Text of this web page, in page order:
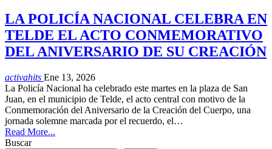
LA POLICÍA NACIONAL CELEBRA EN
TELDE EL ACTO CONMEMORATIVO
DEL ANIVERSARIO DE SU CREACIÓN
activahits Ene 13, 2026
La Policía Nacional ha celebrado este martes en la plaza de San
Juan, en el municipio de Telde, el acto central con motivo de la
Conmemoración del Aniversario de la Creación del Cuerpo, una
jornada solemne marcada por el recuerdo, el…
Read More...
Buscar